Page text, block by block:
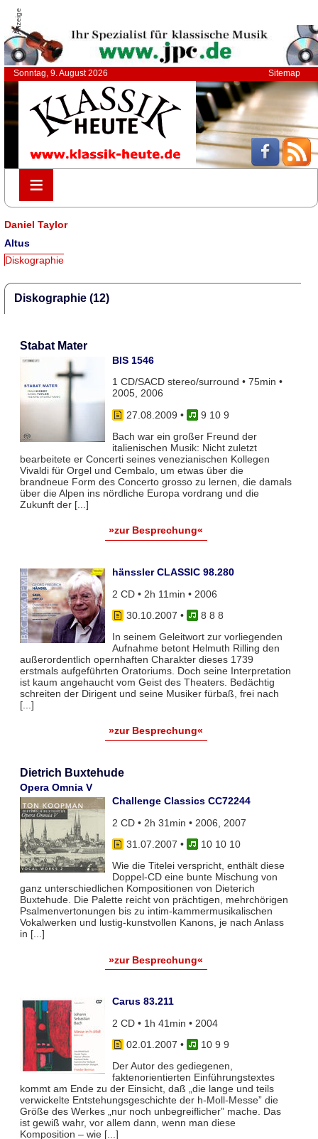
Anzeige
Sonntag, 9. August 2026 Sitemap
≡
≡
Daniel Taylor
Altus
Diskographie
Diskographie (12)
Stabat Mater
BIS 1546
1 CD/SACD stereo/surround • 75min •
2005, 2006
27.08.2009 •
9 10 9
Bach war ein großer Freund der
italienischen Musik: Nicht zuletzt
bearbeitete er Concerti seines venezianischen Kollegen
Vivaldi für Orgel und Cembalo, um etwas über die
brandneue Form des Concerto grosso zu lernen, die damals
über die Alpen ins nördliche Europa vordrang und die
Zukunft der [...]
»zur Besprechung«
hänssler CLASSIC 98.280
2 CD • 2h 11min • 2006
30.10.2007 •
8 8 8
In seinem Geleitwort zur vorliegenden
Aufnahme betont Helmuth Rilling den
außerordentlich opernhaften Charakter dieses 1739
erstmals aufgeführten Oratoriums. Doch seine Interpretation
ist kaum angehaucht vom Geist des Theaters. Bedächtig
schreiten der Dirigent und seine Musiker fürbaß, frei nach
[...]
»zur Besprechung«
Dietrich Buxtehude
Opera Omnia V
Challenge Classics CC72244
2 CD • 2h 31min • 2006, 2007
31.07.2007 •
10 10 10
Wie die Titelei verspricht, enthält diese
Doppel-CD eine bunte Mischung von
ganz unterschiedlichen Kompositionen von Dieterich
Buxtehude. Die Palette reicht von prächtigen, mehrchörigen
Psalmenvertonungen bis zu intim-kammermusikalischen
Vokalwerken und lustig-kunstvollen Kanons, je nach Anlass
in [...]
»zur Besprechung«
Carus 83.211
2 CD • 1h 41min • 2004
02.01.2007 •
10 9 9
Der Autor des gediegenen,
faktenorientierten Einführungstextes
kommt am Ende zu der Einsicht, daß „die lange und teils
verwickelte Entstehungsgeschichte der h-Moll-Messe” die
Größe des Werkes „nur noch unbegreiflicher” mache. Das
ist gewiß wahr, vor allem dann, wenn man diese
Komposition – wie [...]